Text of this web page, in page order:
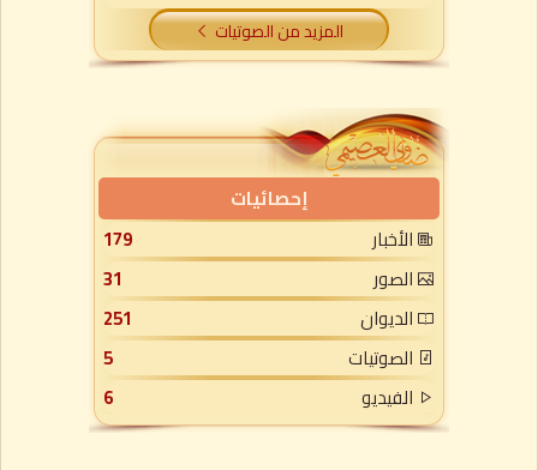
المزيد من الصوتيات
إحصائيات
الأخبار
179
الصور
31
الديوان
251
الصوتيات
5
الفيديو
6